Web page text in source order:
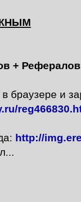
+ Рефералов
браузере и
http://